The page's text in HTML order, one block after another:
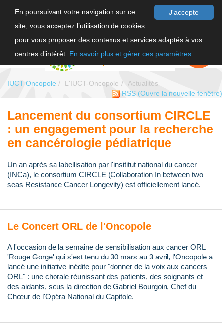
J'accepte
En poursuivant votre navigation sur ce
site, vous acceptez l’utilisation de cookies
pour vous proposer des contenus et services adaptés à vos
centres d’intérêt. En savoir plus et gérer ces paramètres
FAIRE UN
DON
IUCT Oncopole L'IUCT-Oncopole
Actualités
RSS (Ouvre la nouvelle fenêtre)
Lancement du consortium CIRCLE
: un engagement pour la recherche
en cancérologie pédiatrique
Un an après sa labellisation par l'insititut national du cancer
(INCa), le consortium CIRCLE (Collaboration In between two
seas Resistance Cancer Longevity) est officiellement lancé.
Le Concert ORL de l'Oncopole
A l'occasion de la semaine de sensibilisation aux cancer ORL
'Rouge Gorge' qui s'est tenu du 30 mars au 3 avril, l'Oncopole a
lancé une initiative inédite pour "donner de la voix aux cancers
ORL" : une chorale réunissant des patients, des soignants et
des aidants, sous la direction de Gabriel Bourgoin, Chef du
Chœur de l'Opéra National du Capitole.